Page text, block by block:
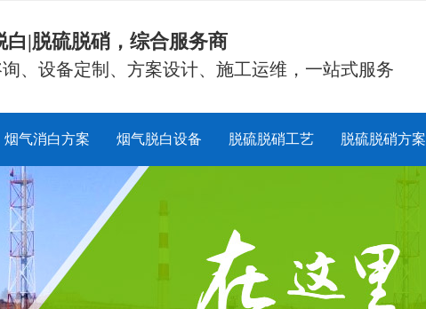
白|脱硫脱硝，综合服务商
、设备定制、方案设计、施工运维，一站式服务
烟气消白方案 烟气脱白设备 脱硫脱硝工艺 脱硫脱硝方案